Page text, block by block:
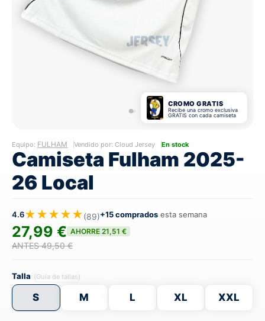
CROMO GRATIS
Recibe una cromo exclusiva
GRATIS con cada camiseta
Equipo: FULHAM Vendido por: Cloud Jersey En stock
Camiseta Fulham 2025-
26 Local
4.6★★★★★(89)+15 comprados esta semana
27,99 € AHORRE 21,51 €
ANTES 49,50 €
Talla (Guía de tallas)
S M L XL XXL